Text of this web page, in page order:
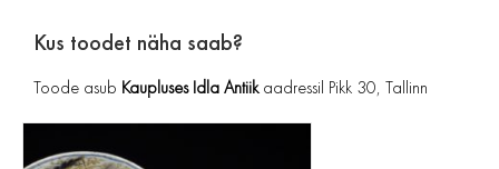
Kus toodet näha saab?
Toode asub Kaupluses Idla Antiikaadressil Pikk 30, Tallinn